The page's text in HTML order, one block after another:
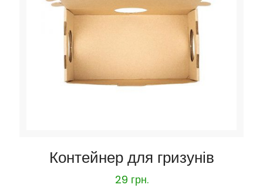
Контейнер для гризунів
29 грн.